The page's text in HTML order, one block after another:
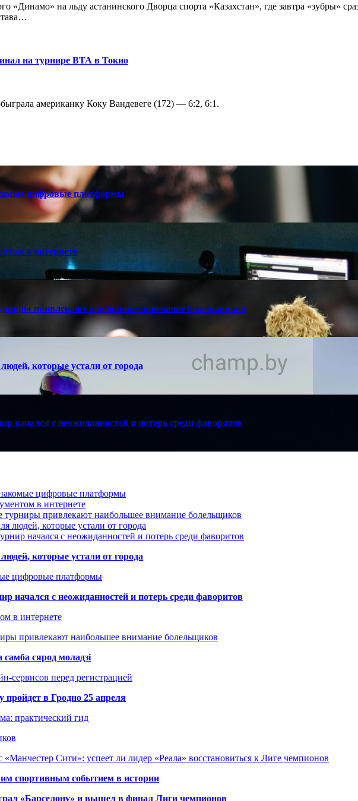
«Динамо» на льду астанинского Дворца спорта «Казахстан», где завтра «зубры»
на турнире ВТА в Токио
американку Коку Вандевеге (172) — 6:2, 6:1.
цифровые платформы
в интернете
привлекают наибольшее внимание болельщиков
которые устали от города
начался с неожиданностей и потерь среди фаворитов
цифровые платформы
в интернете
турниры привлекают наибольшее внимание болельщиков
людей, которые устали от города
начался с неожиданностей и потерь среди фаворитов
которые устали от города
цифровые платформы
начался с неожиданностей и потерь среди фаворитов
в интернете
привлекают наибольшее внимание болельщиков
сярод моладзі
сервисов перед регистрацией
в Гродно 25 апреля
практический гид
Сити»: успеет ли лидер «Реала» восстановиться к Лиге чемпионов
спортивным событием в истории
«Барселону» и вышел в финал Лиги чемпионов